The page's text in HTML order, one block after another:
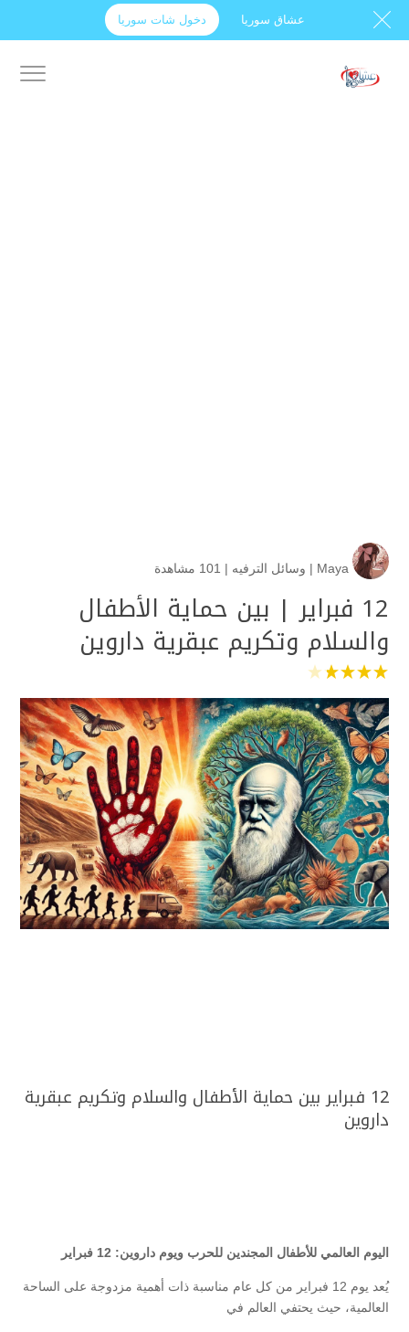
عشاق سوريا دخول شات سوريا
Maya
| وسائل الترفيه | 101 مشاهدة
12 فبراير | بين حماية الأطفال
والسلام وتكريم عبقرية داروين
12 فبراير بين حماية الأطفال والسلام وتكريم عبقرية
داروين
اليوم العالمي للأطفال المجندين للحرب ويوم داروين: 12 فبراير
يُعد يوم 12 فبراير من كل عام مناسبة ذات أهمية مزدوجة على الساحة
العالمية، حيث يحتفي العالم في